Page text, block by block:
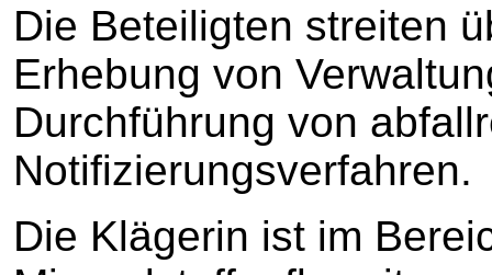
Die Beteiligten streiten
Erhebung von
Durchführung von
Notifizierungsverfahren.
Die Klägerin ist im